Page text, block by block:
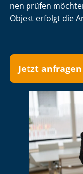
nen prüfen
Objekt erfolgt die
Jetzt anfragen